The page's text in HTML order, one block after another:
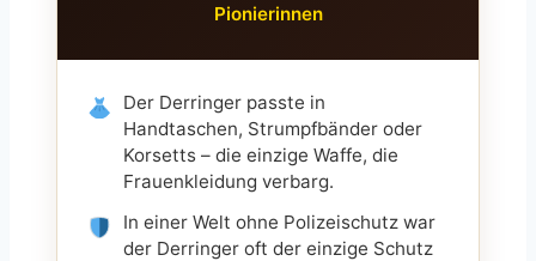
Pionierinnen
Der Derringer passte in
Handtaschen, Strumpfbänder oder
Korsetts – die einzige Waffe, die
Frauenkleidung verbarg.
In einer Welt ohne Polizeischutz war
der Derringer oft der einzige Schutz